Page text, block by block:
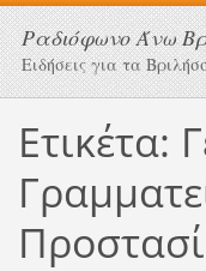
Ραδιόφωνο Άνω
Ειδήσεις για τα
Ετικέτα: